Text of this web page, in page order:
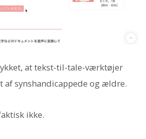
at tekst-til-tale-værktøjer
synshandicappede og ældre.
ikke.